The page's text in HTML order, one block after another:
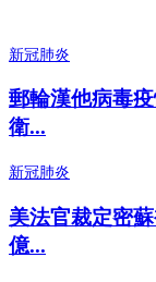
新冠肺炎
郵輪漢他病毒
衛...
新冠肺炎
美法官裁定密
億...